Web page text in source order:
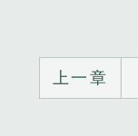
上一章